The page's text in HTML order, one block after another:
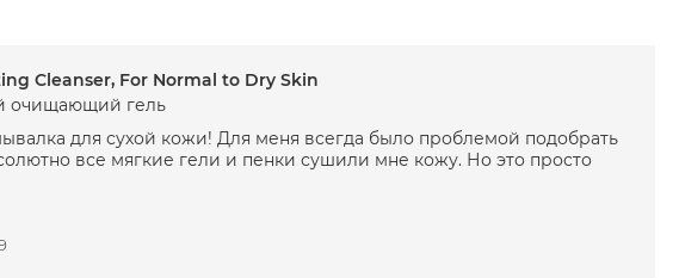
Cleanser, For Normal to Dry Skin
очищающий гель
для сухой кожи! Для меня всегда было проблемой подобрать
все мягкие гели и пенки сушили мне кожу. Но это просто